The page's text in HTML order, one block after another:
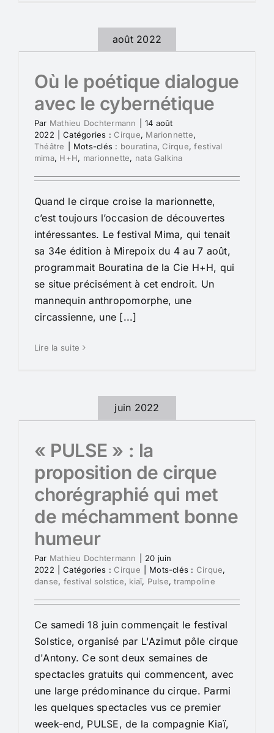
août 2022
Où le poétique dialogue
avec le cybernétique
Par Mathieu Dochtermann
14 août
2022
Catégories : Cirque, Marionnette,
Théâtre
Mots-clés : bouratina, Cirque,festival
mima, H+H, marionnette, nata Galkina
Quand le cirque croise la marionnette,
c’est toujours l’occasion de découvertes
intéressantes. Le festival Mima, qui tenait
sa 34e édition à Mirepoix du 4 au 7 août,
programmait Bouratina de la Cie H+H, qui
se situe précisément à cet endroit. Un
mannequin anthropomorphe, une
circassienne, une [...]
Lire la suite
juin 2022
« PULSE » : la
proposition de cirque
chorégraphié qui met
de méchamment bonne
humeur
Par Mathieu Dochtermann
20 juin
2022
Catégories : Cirque Mots-clés : Cirque,
danse, festival solstice, kiaï, Pulse,trampoline
Ce samedi 18 juin commençait le festival
Solstice, organisé par L'Azimut pôle cirque
d'Antony. Ce sont deux semaines de
spectacles gratuits qui commencent, avec
une large prédominance du cirque. Parmi
les quelques spectacles vus ce premier
week-end, PULSE, de la compagnie Kiaï,